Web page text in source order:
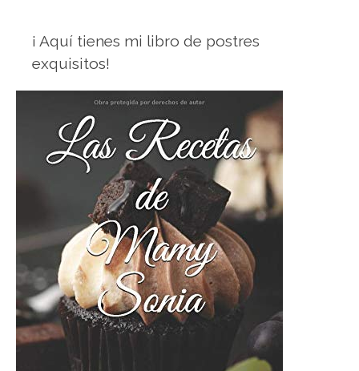
¡ Aquí tienes mi libro de postres
exquisitos!